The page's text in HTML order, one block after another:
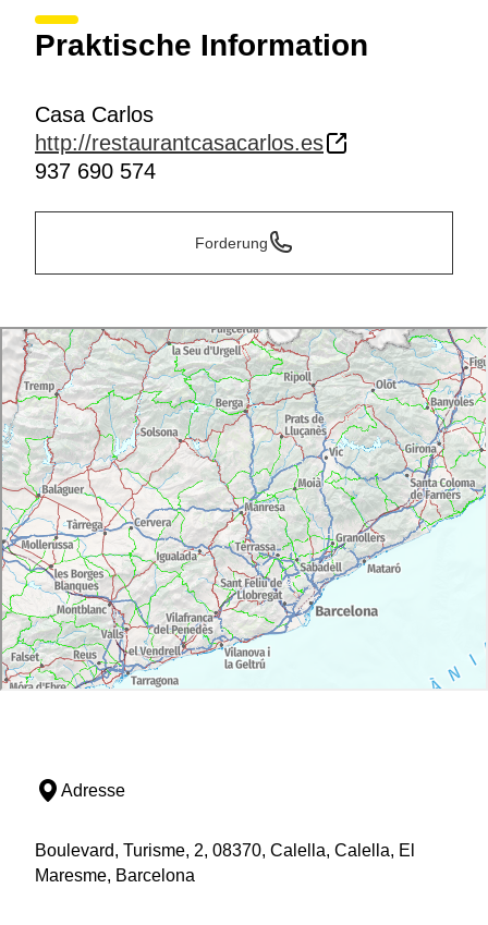
Praktische Information
Casa Carlos
http://restaurantcasacarlos.es
937 690 574
Forderung
Adresse
Boulevard, Turisme, 2, 08370, Calella, Calella, El
Maresme, Barcelona